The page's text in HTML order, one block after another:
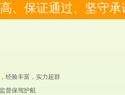
、保证通过、坚守承
经验丰富，实力超群
督保驾护航